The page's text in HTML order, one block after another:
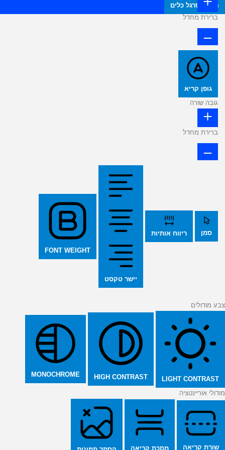
הסתר סרגל כלים
ברירת מחדל
גופן קריא
גובה שורה
ברירת מחדל
סמן ריווח אותיות
יישר טקסט
FONT WEIGHT
צבע מודולים
LIGHT CONTRAST
HIGH CONTRAST
MONOCHROME
מודולי אוריינטציה
שורת קריאה מסכת קריאה